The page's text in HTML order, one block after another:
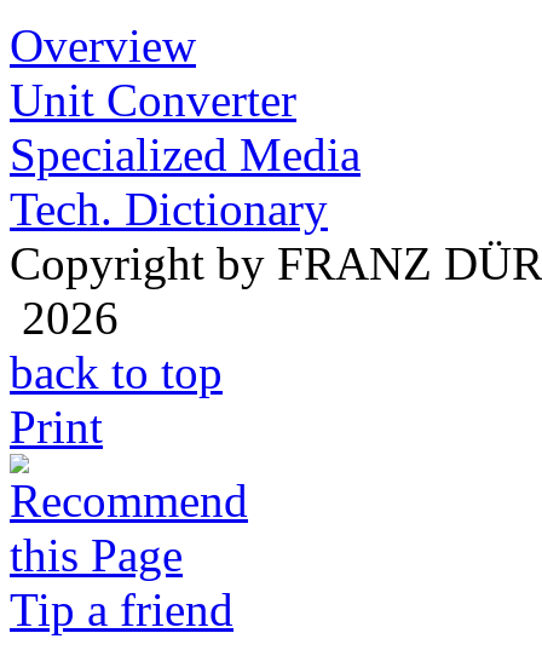
Overview
Unit Converter
Specialized Media
Tech. Dictionary
Copyright by FRANZ
2026
back to top
Print
Tip a friend